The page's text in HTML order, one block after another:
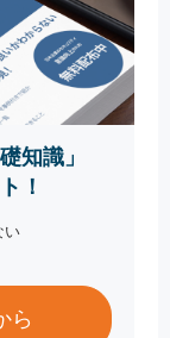
知識」
！
い
ら